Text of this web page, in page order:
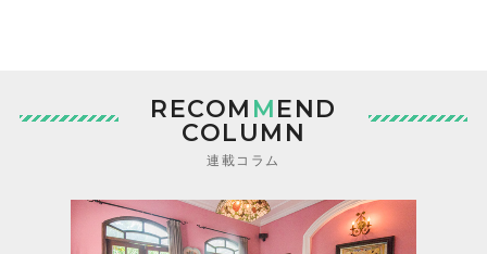
RECOM MEND
COLUMN
連載コラム